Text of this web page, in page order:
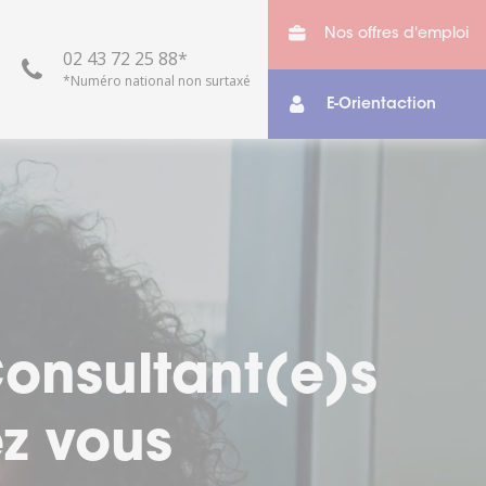
02 43 72 25 88*
*Numéro national non surtaxé
Nos offres d'emploi
E-Orientaction
vie